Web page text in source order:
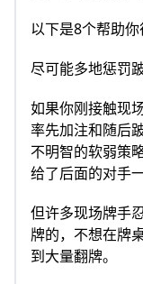
以下是8个帮助你
尽可能多地惩罚
如果你刚接触现
率先加注和随后
不明智的软弱策
给了后面的对手
但许多现场牌手
牌的，不想在牌
到大量翻牌。